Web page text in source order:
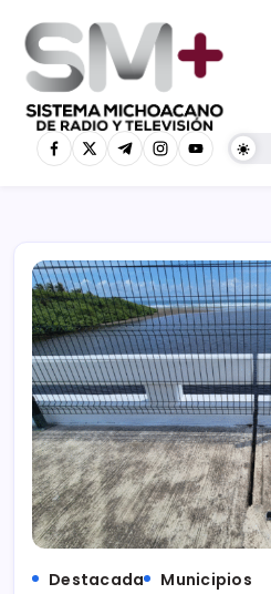
Destacada Municipios